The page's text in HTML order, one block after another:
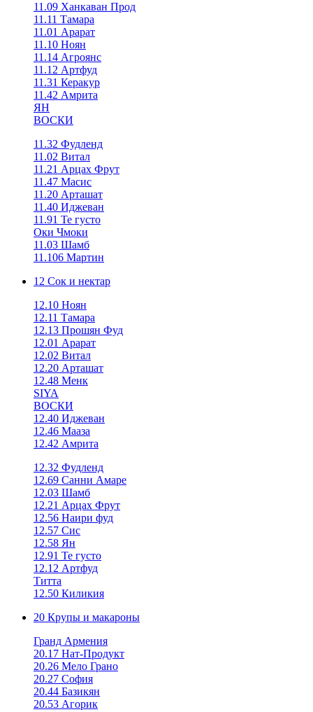
11.09 Ханкаван Прод
11.11 Тамара
11.01 Арарат
11.10 Ноян
11.14 Агроянс
11.12 Артфуд
11.31 Керакур
11.42 Амрита
ЯН
ВОСКИ
11.32 Фудленд
11.02 Витал
11.21 Арцах Фрут
11.47 Масис
11.20 Арташат
11.40 Иджеван
11.91 Те густо
Оки Чмоки
11.03 Шамб
11.106 Мартин
12 Сок и нектар
12.10 Ноян
12.11 Тамара
12.13 Прошян Фуд
12.01 Арарат
12.02 Витал
12.20 Арташат
12.48 Менк
SIYA
ВОСКИ
12.40 Иджеван
12.46 Мааза
12.42 Амрита
12.32 Фудленд
12.69 Санни Амаре
12.03 Шамб
12.21 Арцах Фрут
12.56 Наири фуд
12.57 Сис
12.58 Ян
12.91 Те густо
12.12 Артфуд
Титта
12.50 Киликия
20 Крупы и макароны
Гранд Армения
20.17 Нат-Продукт
20.26 Мело Грано
20.27 София
20.44 Базикян
20.53 Агорик